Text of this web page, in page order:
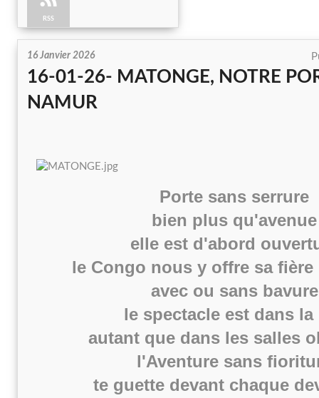
RSS
16 Janvier 2026
16-01-26- MATONGE, NOTRE
NAMUR
Porte sans serrure
bien plus qu'avenue
elle est d'abord
le Congo nous y offre sa
avec ou sans bavure
le spectacle est dans la
autant que dans les salles
l'Aventure sans
te guette devant chaque